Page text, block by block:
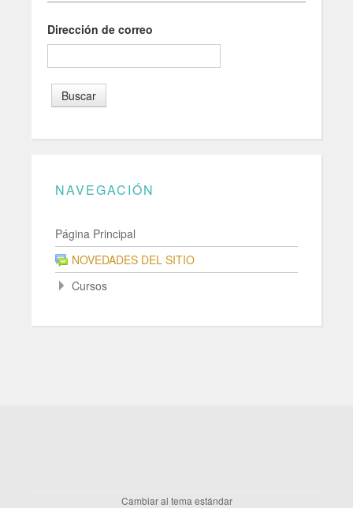
Dirección de correo
NAVEGACIÓN
Página Principal
NOVEDADES DEL SITIO
Cursos
Cambiar al tema estándar